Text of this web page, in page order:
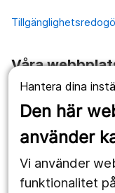
Hantera dina
Den här
använder
Vi använder
funktionalitet
Våra
1177.se
Länstrafiken
Utveckling